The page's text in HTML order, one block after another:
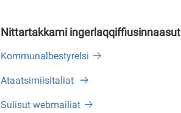
Nittartakkami ingerlaqqiffiusinnaasut
Kommunalbestyrelsi
Ataatsimiisitaliat
Sulisut webmailiat